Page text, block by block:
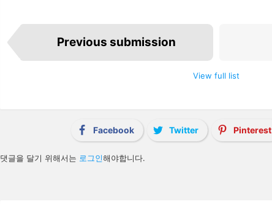
t
m
Previous submission
View full list
Facebook Twitter Pinterest
답
글
댓글을 달기 위해서는 로그인해야합니다.